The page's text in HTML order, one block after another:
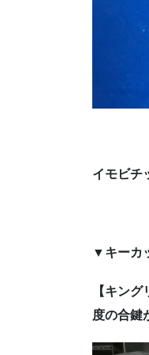
イモビチ
▼キーカ
【キン
度の合鍵